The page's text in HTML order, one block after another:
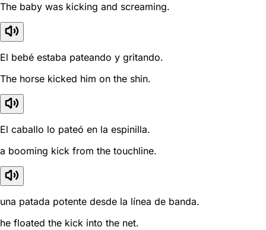
The baby was kicking and screaming.
El bebé estaba pateando y gritando.
The horse kicked him on the shin.
El caballo lo pateó en la espinilla.
a booming kick from the touchline.
una patada potente desde la línea de banda.
he floated the kick into the net.